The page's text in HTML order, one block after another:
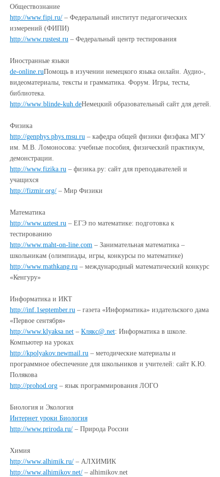
Обществознание
http://www.fipi.ru/ – Федеральный институт педагогических
измерений (ФИПИ)
http://www.rustest.ru – Федеральный центр тестирования
Иностранные языки
de-online.ruПомощь в изучении немецкого языка онлайн. Аудио-,
видеоматериалы, тексты и грамматика. Форум. Игры, тесты,
библиотека.
http://www.blinde-kuh.deНемецкий образовательный сайт для детей.
Физика
http://genphys.phys.msu.ru – кафедра общей физики физфака МГУ
им. М.В. Ломоносова: учебные пособия, физический практикум,
демонстрации.
http://www.fizika.ru – физика.ру: сайт для преподавателей и
учащихся
http://fizmir.org/ – Мир Физики
Математика
http://www.uztest.ru – ЕГЭ по математике: подготовка к
тестированию
http://www.maht-on-line.com – Занимательная математика –
школьникам (олимпиады, игры, конкурсы по математике)
http://www.mathkang.ru – международный математический конкурс
«Кенгуру»
Информатика и ИКТ
http://inf.1september.ru – газета «Информатика» издательского дама
«Первое сентября»
http://www.klyaksa.net – Клякс@.net: Информатика в школе.
Компьютер на уроках
http://kpolyakov.newmail.ru – методические материалы и
программное обеспечение для школьников и учителей: сайт К.Ю.
Полякова
http://prohod.org – язык программирования ЛОГО
Биология и Экология
Интернет уроки Биология
http://www.priroda.ru/ – Природа России
Химия
http://www.alhimik.ru/ – АЛХИМИК
http://www.alhimikov.net/ – alhimikov.net